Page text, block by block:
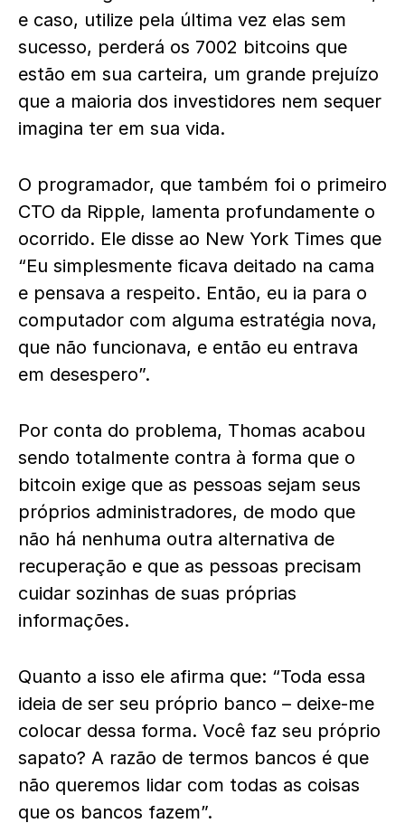
e caso, utilize pela última vez elas sem
sucesso, perderá os 7002 bitcoins que
estão em sua carteira, um grande prejuízo
que a maioria dos investidores nem sequer
imagina ter em sua vida.
O programador, que também foi o primeiro
CTO da Ripple, lamenta profundamente o
ocorrido. Ele disse ao New York Times que
“Eu simplesmente ficava deitado na cama
e pensava a respeito. Então, eu ia para o
computador com alguma estratégia nova,
que não funcionava, e então eu entrava
em desespero”.
Por conta do problema, Thomas acabou
sendo totalmente contra à forma que o
bitcoin exige que as pessoas sejam seus
próprios administradores, de modo que
não há nenhuma outra alternativa de
recuperação e que as pessoas precisam
cuidar sozinhas de suas próprias
informações.
Quanto a isso ele afirma que: “Toda essa
ideia de ser seu próprio banco – deixe-me
colocar dessa forma. Você faz seu próprio
sapato? A razão de termos bancos é que
não queremos lidar com todas as coisas
que os bancos fazem”.